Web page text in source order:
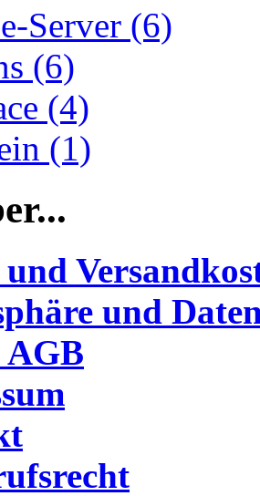
Server (6)
(6)
(4)
(1)
und
AGB